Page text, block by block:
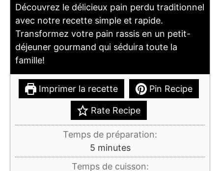
Découvrez le délicieux pain perdu traditionnel
avec notre recette simple et rapide.
Transformez votre pain rassis en un petit-
déjeuner gourmand qui séduira toute la
famille!
Imprimer la recette Pin Recipe
Rate Recipe
Temps de préparation:
5minutes
minutes
Temps de cuisson: